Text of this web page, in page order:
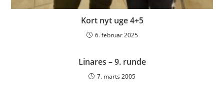
Kort nyt uge 4+5
6. februar 2025
Linares – 9. runde
7. marts 2005